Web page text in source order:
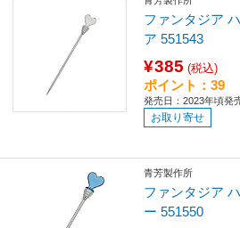
ファンタジア
ア 551543
¥385 (税込)
ポイント：39
発売日：2023年頃発
お取り寄せ
青芳製作所
ファンタジア
ー 551550